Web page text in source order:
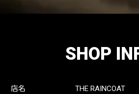
SHOP
店名
THE RAINCOAT